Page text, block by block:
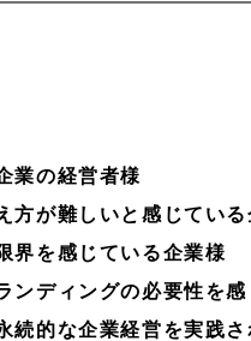
業の経営者様
方が難しいと感じている
界を感じている企業様
ンディングの必要性を
続的な企業経営を実践